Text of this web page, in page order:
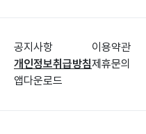
공지사항
개인정보취급방침
앱다운로드
이용약관
제휴문의